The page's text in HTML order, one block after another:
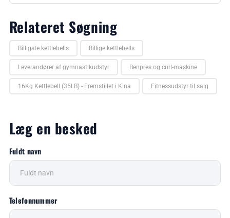
Relateret Søgning
Billigste kettlebells Billige kettlebells
Leverandører af gymnastikudstyr Benpres og curl-maskine
16Kg Kettlebell (35LB) - Fremstillet i Kina Fitnessudstyr til salg
Læg en besked
Fuldt navn
Telefonnummer